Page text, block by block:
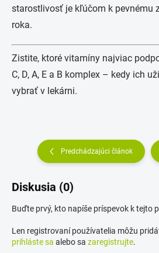
starostlivosť je kľúčom k pevnému
roka.
Zistite, ktoré vitamíny najviac
C, D, A, E a B komplex – kedy ich
vybrať v lekárni.
Predchádzajúci článok
Diskusia (0)
Buďte prvý, kto napíše príspevok k tejto
Len registrovaní používatelia môžu
prihláste sa alebo sa zaregistrujte.